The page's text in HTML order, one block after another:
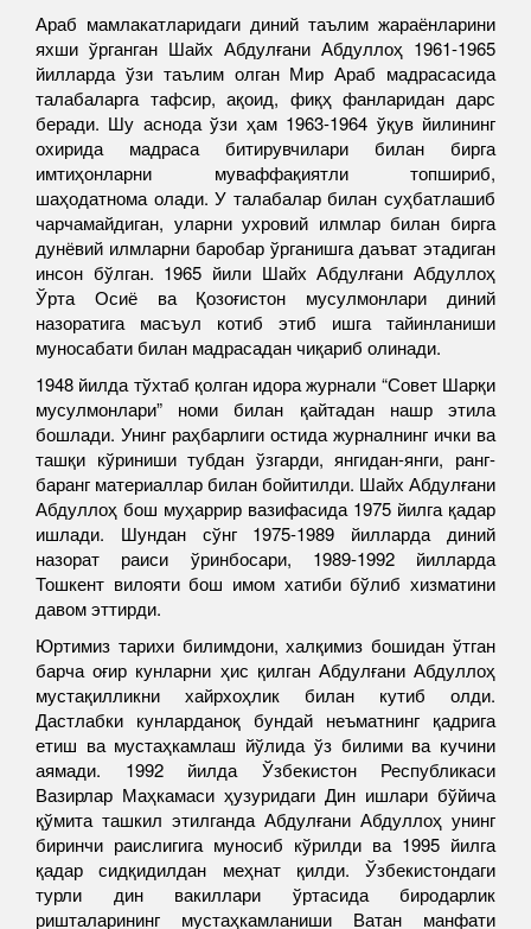
Араб мамлакатларидаги диний таълим жараёнларини
яхши ўрганган Шайх Абдулғани Абдуллоҳ 1961-1965
йилларда ўзи таълим олган Мир Араб мадрасасида
талабаларга тафсир, ақоид, фиқҳ фанларидан дарс
беради. Шу аснода ўзи ҳам 1963-1964 ўқув йилининг
охирида мадраса битирувчилари билан бирга
имтиҳонларни муваффақиятли топшириб,
шаҳодатнома олади. У талабалар билан суҳбатлашиб
чарчамайдиган, уларни ухровий илмлар билан бирга
дунёвий илмларни баробар ўрганишга даъват этадиган
инсон бўлган. 1965 йили Шайх Абдулғани Абдуллоҳ
Ўрта Осиё ва Қозоғистон мусулмонлари диний
назоратига масъул котиб этиб ишга тайинланиши
муносабати билан мадрасадан чиқариб олинади.
1948 йилда тўхтаб қолган идора журнали “Совет Шарқи
мусулмонлари” номи билан қайтадан нашр этила
бошлади. Унинг раҳбарлиги остида журналнинг ички ва
ташқи кўриниши тубдан ўзгарди, янгидан-янги, ранг-
баранг материаллар билан бойитилди. Шайх Абдулғани
Абдуллоҳ бош муҳаррир вазифасида 1975 йилга қадар
ишлади. Шундан сўнг 1975-1989 йилларда диний
назорат раиси ўринбосари, 1989-1992 йилларда
Тошкент вилояти бош имом хатиби бўлиб хизматини
давом эттирди.
Юртимиз тарихи билимдони, халқимиз бошидан ўтган
барча оғир кунларни ҳис қилган Абдулғани Абдуллоҳ
мустақилликни хайрхоҳлик билан кутиб олди.
Дастлабки кунларданоқ бундай неъматнинг қадрига
етиш ва мустаҳкамлаш йўлида ўз билими ва кучини
аямади. 1992 йилда Ўзбекистон Республикаси
Вазирлар Маҳкамаси ҳузуридаги Дин ишлари бўйича
қўмита ташкил этилганда Абдулғани Абдуллоҳ унинг
биринчи раислигига муносиб кўрилди ва 1995 йилга
қадар сидқидилдан меҳнат қилди. Ўзбекистондаги
турли дин вакиллари ўртасида биродарлик
ришталарининг мустаҳкамланиши Ватан манфати